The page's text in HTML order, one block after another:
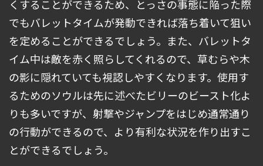
くすることができるため、とっさの事態に陥った際
でもバレットタイムが発動できれば落ち着いて狙い
を定めることができるでしょう。また、バレットタ
イム中は敵を赤く照らしてくれるので、草むらや木
の影に隠れていても視認しやすくなります。使用す
るためのソウルは先に述べたビリーのビースト化よ
りも多いですが、射撃やジャンプをはじめ通常通り
の行動ができるので、より有利な状況を作り出すこ
とができるでしょう。